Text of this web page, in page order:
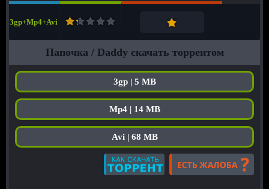
3gp+Mp4+Avi
Папочка / Daddy скачать торрентом
3gp | 5 MB
Mp4 | 14 MB
Avi | 68 MB